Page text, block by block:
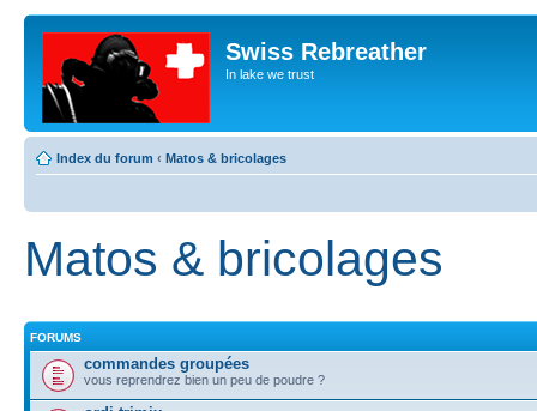
Swiss Rebreather
In lake we trust
Index du forum ‹ Matos & bricolages
Matos & bricolages
FORUMS
commandes groupées
vous reprendrez bien un peu de poudre ?